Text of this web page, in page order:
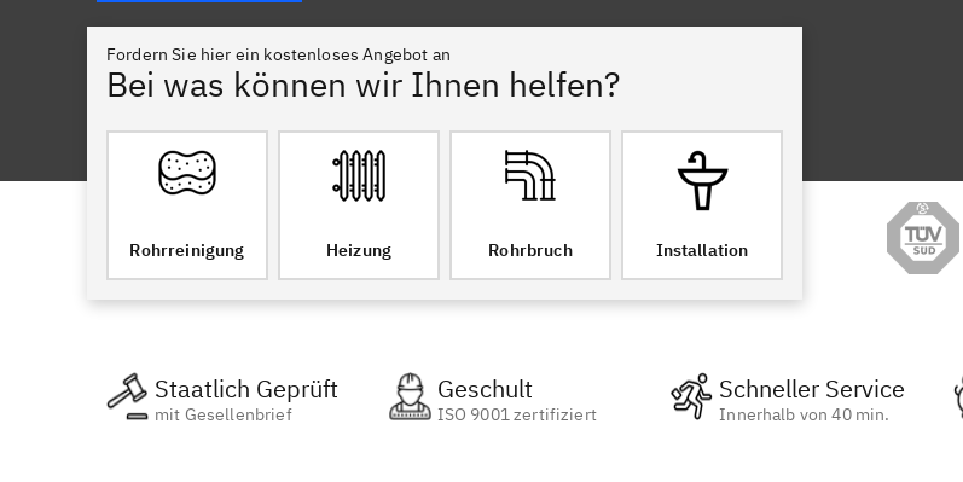
Fordern Sie hier ein kostenloses Angebot an
Bei was können wir Ihnen helfen?
Rohrreinigung Heizung Rohrbruch Installation
Staatlich Geprüft
mit Gesellenbrief
Geschult
ISO 9001 zertifiziert
Schneller Service
Innerhalb von 40 min.